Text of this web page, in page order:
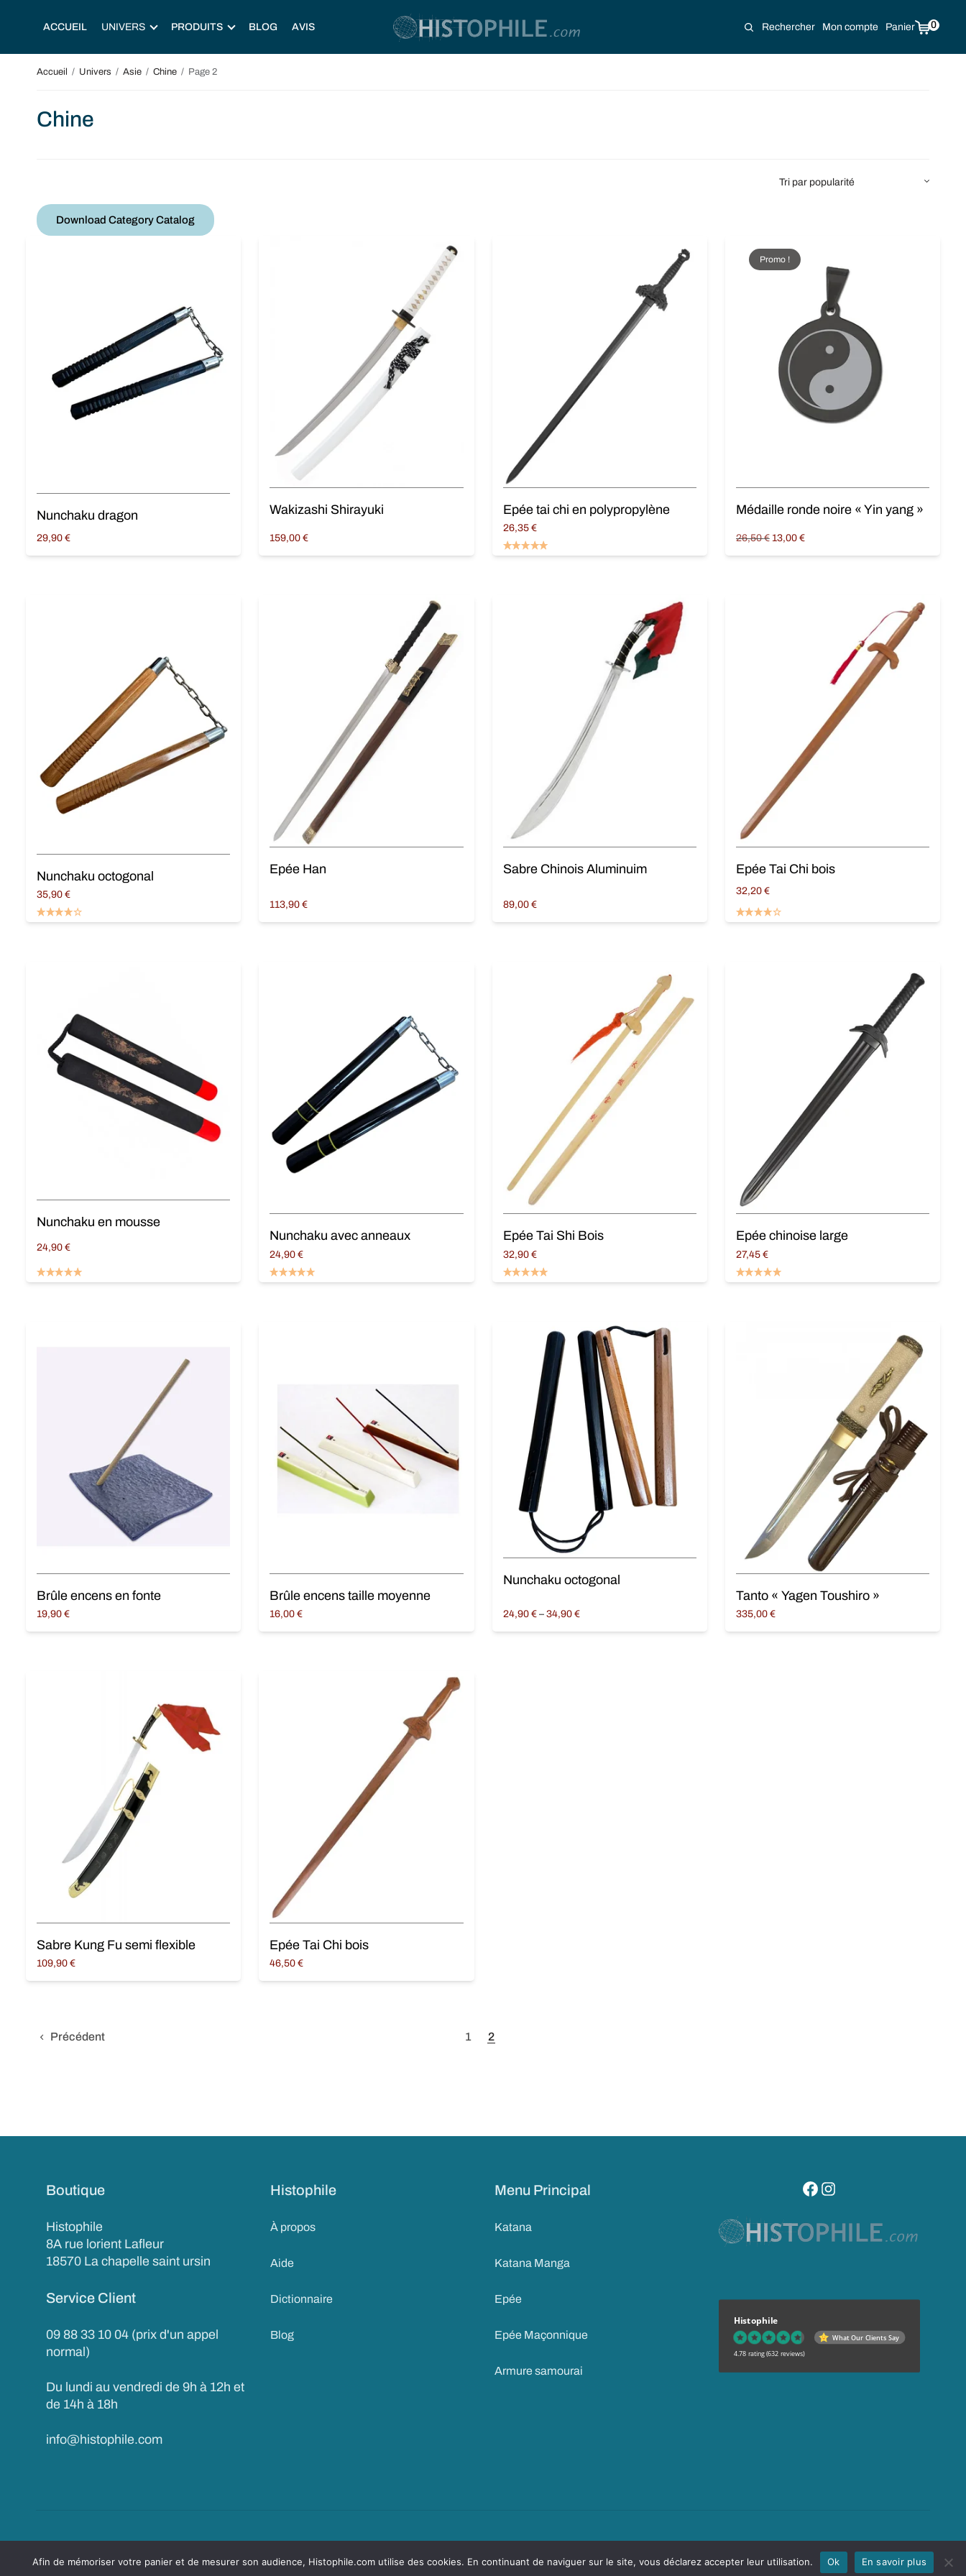
ACCUEIL UNIVERS PRODUITS BLOG AVIS Rechercher Mon compte Panier 0
Accueil / Univers / Asie / Chine / Page 2
Chine
Download Category Catalog
Nunchaku dragon
29,90 €
Ajouter au panier
Wakizashi Shirayuki
159,00€
Ajouter au panier
Epée tai chi en polypropylène
26,35 €
Lire la suite
Promo !
Médaille ronde noire « Yin yang »
26,50€ Original
13,00 €Current
Ajouter au panier
Nunchaku octogonal
35,90 €
Ajouter au panier
Epée Han
113,90€
Ajouter au panier
Sabre Chinois Aluminuim
89,00 €
Ajouter au panier
Epée Tai Chi bois
32,20 €
Ajouter au panier
Nunchaku en mousse
24,90 €
Nunchaku avec anneaux
24,90€
Ajouter au panier
Epée Tai Shi Bois
32,90 €
Ajouter au panier
Epée chinoise large
27,45 €
Lire la suite
Brûle encens en fonte
19,90 €
Lire la suite
Brûle encens taille moyenne
16,00€
Choix des options
Nunchaku octogonal
24,90 € – 34,90 €Price
Lire la suite
Tanto « Yagen Toushiro »
335,00 €
Ajouter au panier
Sabre Kung Fu semi flexible
109,90 €
Ajouter au panier
Epée Tai Chi bois
46,50€
Ajouter au panier
Précédent 1 2
Boutique
Histophile
8A rue lorient Lafleur
18570 La chapelle saint ursin
Service Client
09 88 33 10 04 (prix d'un appel
normal)
Du lundi au vendredi de 9h à 12h et
de 14h à 18h
info@histophile.com
Histophile
À propos
Aide
Dictionnaire
Blog
Menu Principal
Katana
Katana Manga
Epée
Epée Maçonnique
Armure samourai
visitez notre page facebook
suivez notre compte
Histophile
What Our Clients Say
4.78 rating (632 reviews)
Afin de mémoriser votre panier et de mesurer son audience, Histophile.com utilise des cookies. En continuant de naviguer sur le site, vous déclarez accepter leur utilisation.
Ok En savoir plus